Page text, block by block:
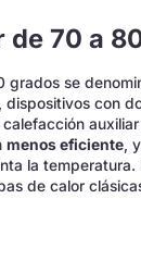
de 70 a
grados se
dispositivos con
menos eficiente ,
la temperatura.
de calor